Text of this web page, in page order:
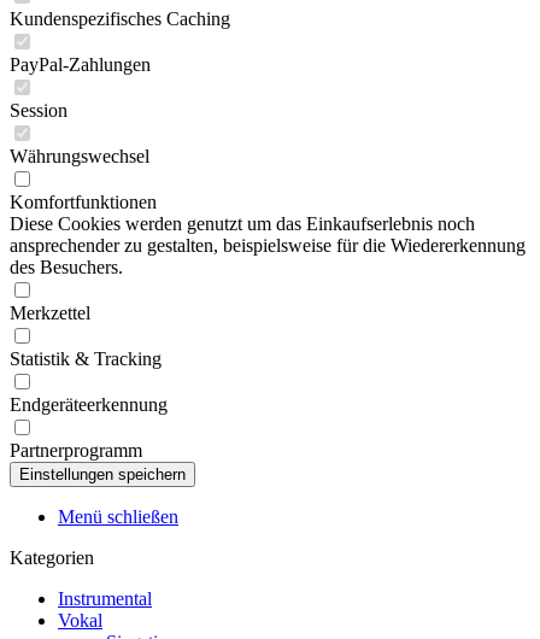
Kundenspezifisches Caching
PayPal-Zahlungen
Session
Währungswechsel
Komfortfunktionen
Diese Cookies werden genutzt um das Einkaufserlebnis noch
ansprechender zu gestalten, beispielsweise für die Wiedererkennung
des Besuchers.
Merkzettel
Statistik & Tracking
Endgeräteerkennung
Partnerprogramm
Menü schließen
Kategorien
Instrumental
Vokal